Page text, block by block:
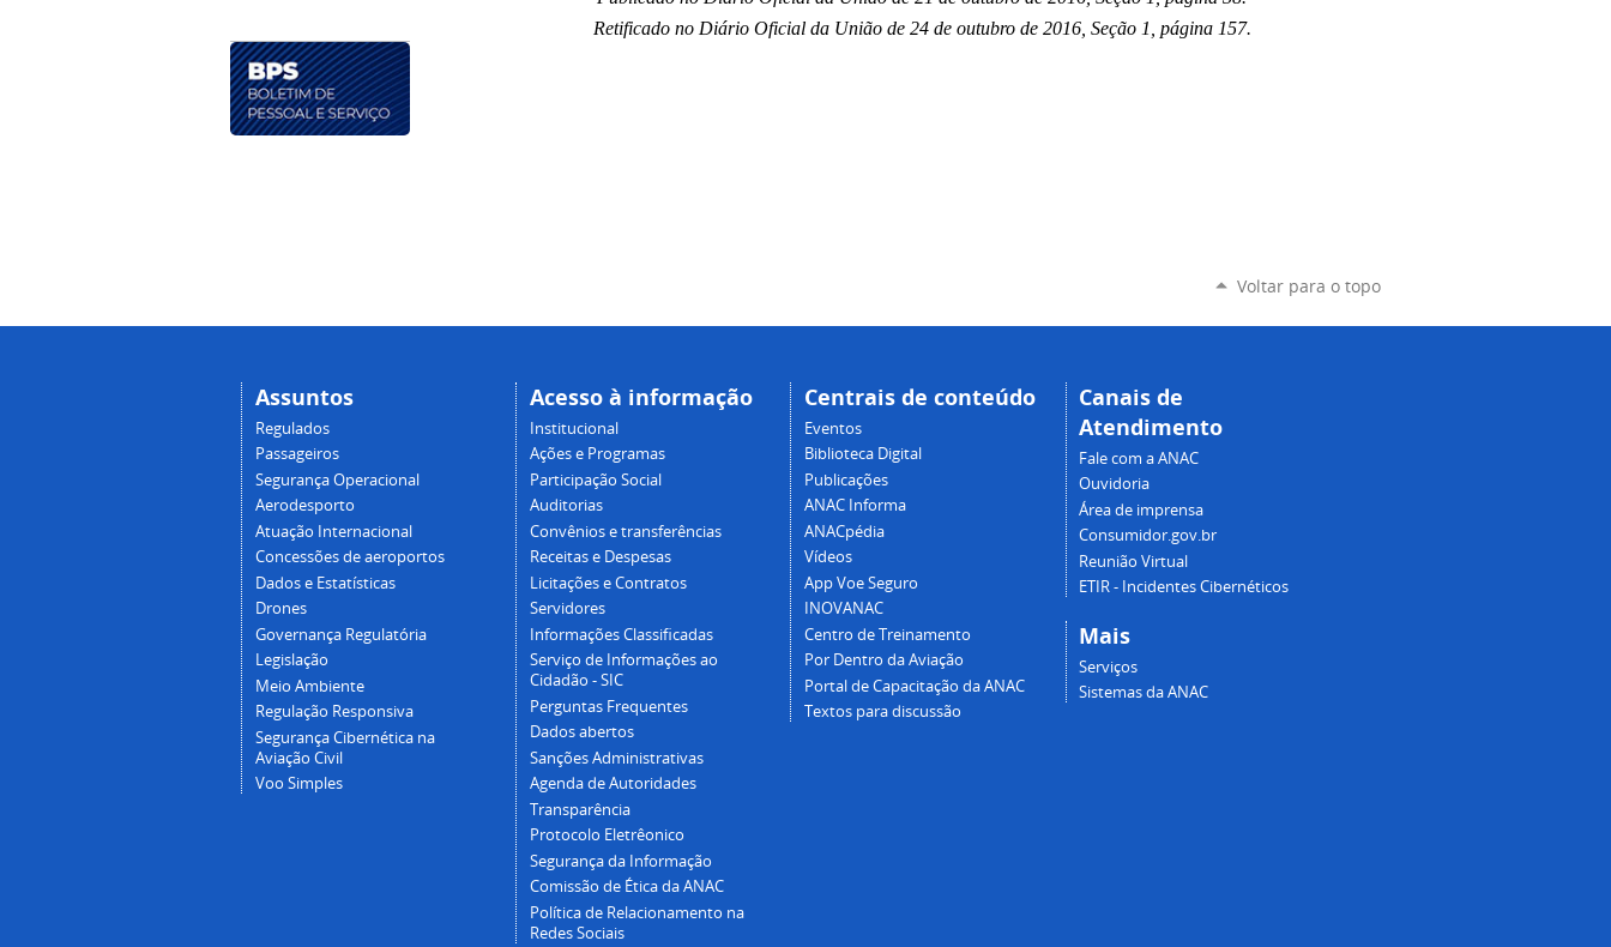
Retificado no Diário Oficial da União de 24 de outubro de 2016, Seção 1, página 157.
Voltar para o topo
Assuntos
Regulados
Passageiros
Segurança Operacional
Aerodesporto
Atuação Internacional
Concessões de aeroportos
Dados e Estatísticas
Drones
Governança Regulatória
Legislação
Meio Ambiente
Regulação Responsiva
Segurança Cibernética na
Aviação Civil
Voo Simples
Acesso à informação
Institucional
Ações e Programas
Participação Social
Auditorias
Convênios e transferências
Receitas e Despesas
Licitações e Contratos
Servidores
Informações Classificadas
Serviço de Informações ao
Cidadão - SIC
Perguntas Frequentes
Dados abertos
Sanções Administrativas
Agenda de Autoridades
Transparência
Protocolo Eletrêonico
Segurança da Informação
Comissão de Ética da ANAC
Política de Relacionamento na
Redes Sociais
Centrais de conteúdo
Eventos
Biblioteca Digital
Publicações
ANAC Informa
ANACpédia
Vídeos
App Voe Seguro
INOVANAC
Centro de Treinamento
Por Dentro da Aviação
Portal de Capacitação da ANAC
Textos para discussão
Canais de
Atendimento
Fale com a ANAC
Ouvidoria
Área de imprensa
Consumidor.gov.br
Reunião Virtual
ETIR - Incidentes Cibernéticos
Mais
Serviços
Sistemas da ANAC